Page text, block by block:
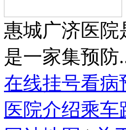
惠城广济医院
是一家集预防
在线挂号看病
医院介绍乘车